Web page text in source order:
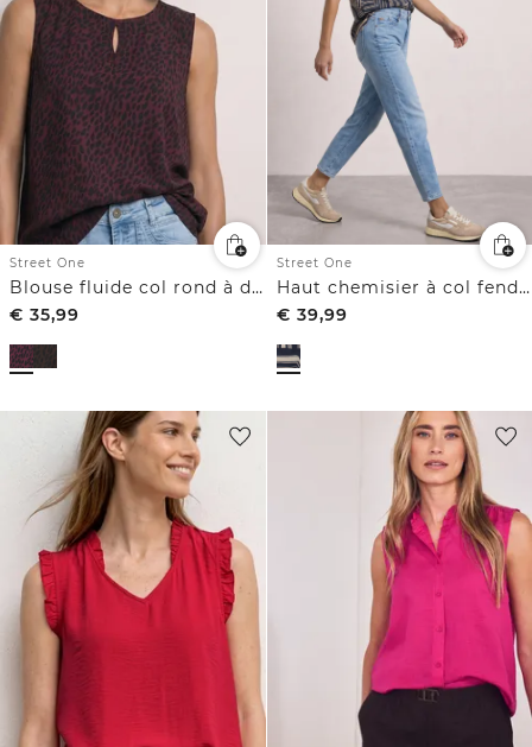
Street One
Blouse fluide col rond à détail structuré découpe
€ 35,99
Street One
Haut chemisier à col fendu et volants
€ 39,99